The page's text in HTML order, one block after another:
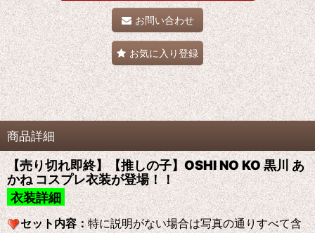
お問い合わせ
お気に入り登録
商品詳細
【売り切れ即終】【推しの子】OSHI NO KO 黒川 あ
かね コスプレ衣装が登場！！
衣装詳細
セット内容：特に説明がない場合は写真の通りすべて含